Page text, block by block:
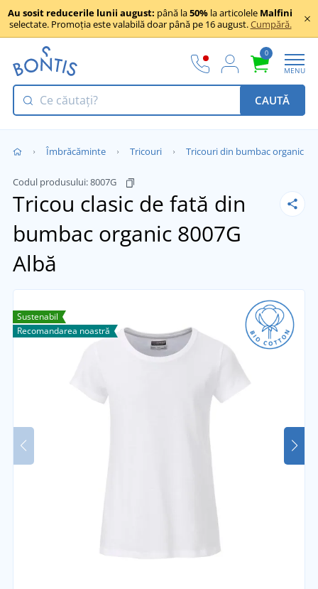
Au sosit reducerile lunii august: până la50% la articolele Malfini
selectate. Promoția este valabilă doar până pe 16 august.Cumpără.
0
MENU
CAUTĂ
Îmbrăcăminte Tricouri Tricouri din bumbac organic
Codul produsului:8007G
Tricou clasic de fată din
bumbac organic 8007G
Albă
Sustenabil
Recomandarea noastră